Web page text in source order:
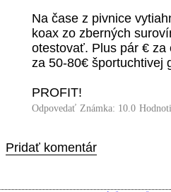
Na čase z pivnice
koax zo zberných
otestovať. Plus pár € za
za 50-80€ športuchtivej
PROFIT!
Odpovedať Známka: 10.0
Pridať komentár